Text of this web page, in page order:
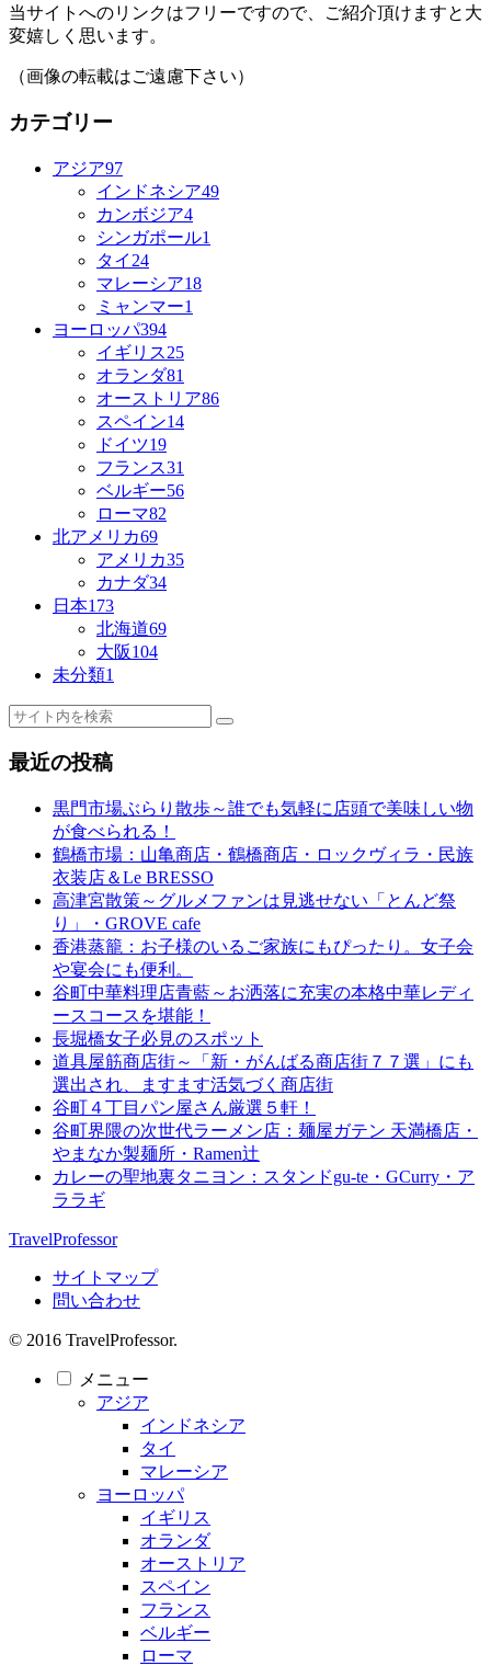
当サイトへのリンクはフリーですので、ご紹介頂けますと大
変嬉しく思います。
（画像の転載はご遠慮下さい）
カテゴリー
アジア97
インドネシア49
カンボジア4
シンガポール1
タイ 24
マレーシア18
ミャンマー1
ヨーロッパ394
イギリス25
オランダ81
オーストリア86
スペイン14
ドイツ19
フランス31
ベルギー56
ローマ82
北アメリカ69
アメリカ35
カナダ34
日本173
北海道69
大阪104
未分類1
最近の投稿
黒門市場ぶらり散歩～誰でも気軽に店頭で美味しい物
が食べられる！
鶴橋市場：山亀商店・鶴橋商店・ロックヴィラ・民族
衣装店＆Le BRESSO
高津宮散策～グルメファンは見逃せない「とんど祭
り」・GROVE cafe
香港蒸籠：お子様のいるご家族にもぴったり。女子会
や宴会にも便利。
谷町中華料理店青藍～お洒落に充実の本格中華レディ
ースコースを堪能！
長堀橋女子必見のスポット
道具屋筋商店街～「新・がんばる商店街７７選」にも
選出され、ますます活気づく商店街
谷町４丁目パン屋さん厳選５軒！
谷町界隈の次世代ラーメン店：麺屋ガテン 天満橋店・
やまなか製麺所・Ramen辻
カレーの聖地裏タニヨン：スタンドgu-te・GCurry・ア
ララギ
TravelProfessor
サイトマップ
問い合わせ
© 2016 TravelProfessor.
メニュー
アジア
インドネシア
タイ
マレーシア
ヨーロッパ
イギリス
オランダ
オーストリア
スペイン
フランス
ベルギー
ローマ